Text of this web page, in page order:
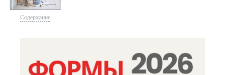
Содержание